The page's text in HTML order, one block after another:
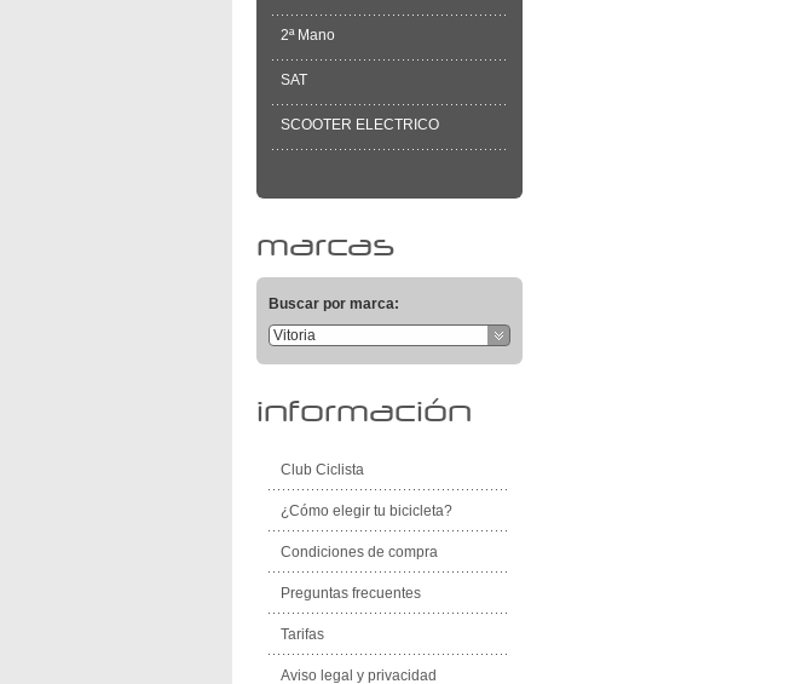
2ª Mano
SAT
SCOOTER ELECTRICO
marcas
Buscar por marca:
Vitoria
información
Club Ciclista
¿Cómo elegir tu bicicleta?
Condiciones de compra
Preguntas frecuentes
Tarifas
Aviso legal y privacidad